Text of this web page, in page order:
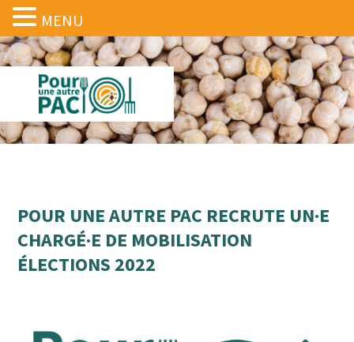
POUR UNE AUTRE PAC RECRUTE UN·E
CHARGÉ·E DE MOBILISATION
ÉLECTIONS 2022
MENU